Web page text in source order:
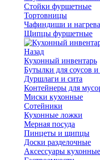
Стойки фуршетные
Тортовницы
Чафиндиши и
Щипцы фуршетные
Назад
Кухонный инвентарь
Бутылки для соусов и
Дуршлаги и сита
Контейнеры для
Миски кухонные
Сотейники
Кухонные ложки
Мерная посуда
Пинцеты и щипцы
Доски разделочные
Аксессуары кухонные